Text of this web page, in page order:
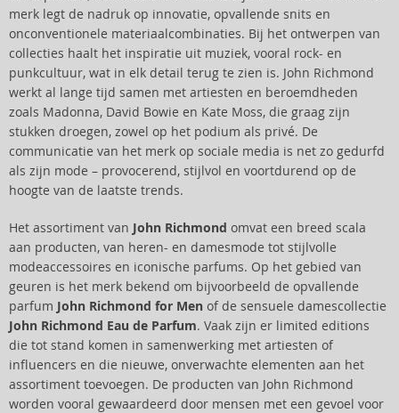
merk legt de nadruk op innovatie, opvallende snits en
onconventionele materiaalcombinaties. Bij het ontwerpen van
collecties haalt het inspiratie uit muziek, vooral rock- en
punkcultuur, wat in elk detail terug te zien is. John Richmond
werkt al lange tijd samen met artiesten en beroemdheden
zoals Madonna, David Bowie en Kate Moss, die graag zijn
stukken droegen, zowel op het podium als privé. De
communicatie van het merk op sociale media is net zo gedurfd
als zijn mode – provocerend, stijlvol en voortdurend op de
hoogte van de laatste trends.
Het assortiment van John Richmond omvat een breed scala
aan producten, van heren- en damesmode tot stijlvolle
modeaccessoires en iconische parfums. Op het gebied van
geuren is het merk bekend om bijvoorbeeld de opvallende
parfum John Richmond for Men of de sensuele damescollectie
John Richmond Eau de Parfum. Vaak zijn er limited editions
die tot stand komen in samenwerking met artiesten of
influencers en die nieuwe, onverwachte elementen aan het
assortiment toevoegen. De producten van John Richmond
worden vooral gewaardeerd door mensen met een gevoel voor